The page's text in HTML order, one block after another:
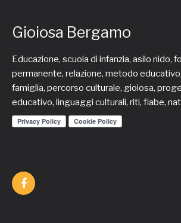
Gioiosa Bergamo
Educazione, scuola di infanzia, asilo nido,
permanente, relazione, metodo
famiglia, percorso culturale, gioiosa,
educativo, linguaggi culturali, riti, fiabe,